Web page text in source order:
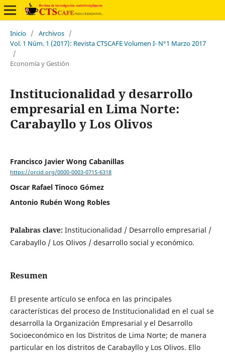
Inicio / Archivos /
Vol. 1 Núm. 1 (2017): Revista CTSCAFE Volumen I- N°1 Marzo 2017
/
Economía y Gestión
Institucionalidad y desarrollo
empresarial en Lima Norte:
Carabayllo y Los Olivos
Francisco Javier Wong Cabanillas
https://orcid.org/0000-0003-0715-6318
Oscar Rafael Tinoco Gómez
Antonio Rubén Wong Robles
Palabras clave: Institucionalidad / Desarrollo empresarial /
Carabayllo / Los Olivos / desarrollo social y económico.
Resumen
El presente artículo se enfoca en las principales
características del proceso de Institucionalidad en el cual se
desarrolla la Organización Empresarial y el Desarrollo
Socioeconómico en los Distritos de Lima Norte; de manera
particular en los distritos de Carabayllo y Los Olivos. Ello